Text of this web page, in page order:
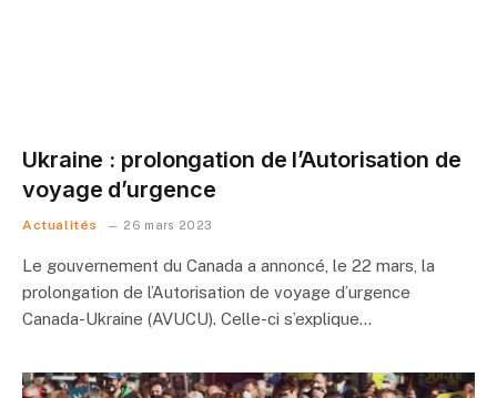
Ukraine : prolongation de l’Autorisation de
voyage d’urgence
Actualités 26 mars 2023
Le gouvernement du Canada a annoncé, le 22 mars, la
prolongation de l’Autorisation de voyage d’urgence
Canada-Ukraine (AVUCU). Celle-ci s’explique…